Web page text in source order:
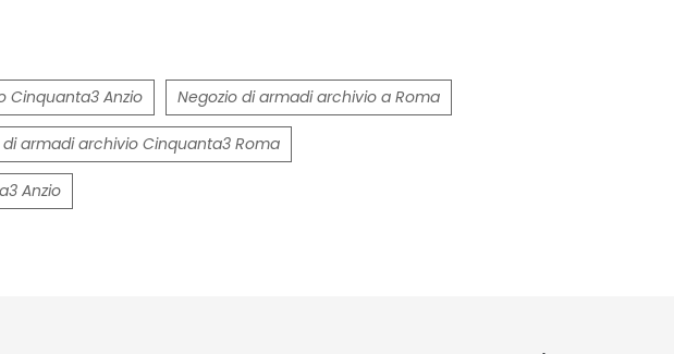
Cinquanta3 Anzio Negozio di armadi archivio a Roma
di armadi archivio Cinquanta3 Roma
Anzio